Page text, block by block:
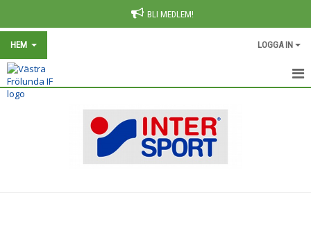
BLI MEDLEM!
HEM LOGGA IN
HEM